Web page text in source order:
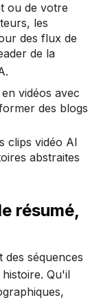
ou de votre
les
des flux de
de la
vidéos avec
des blogs
clips vidéo AI
abstraites
résumé,
des séquences
Qu'il